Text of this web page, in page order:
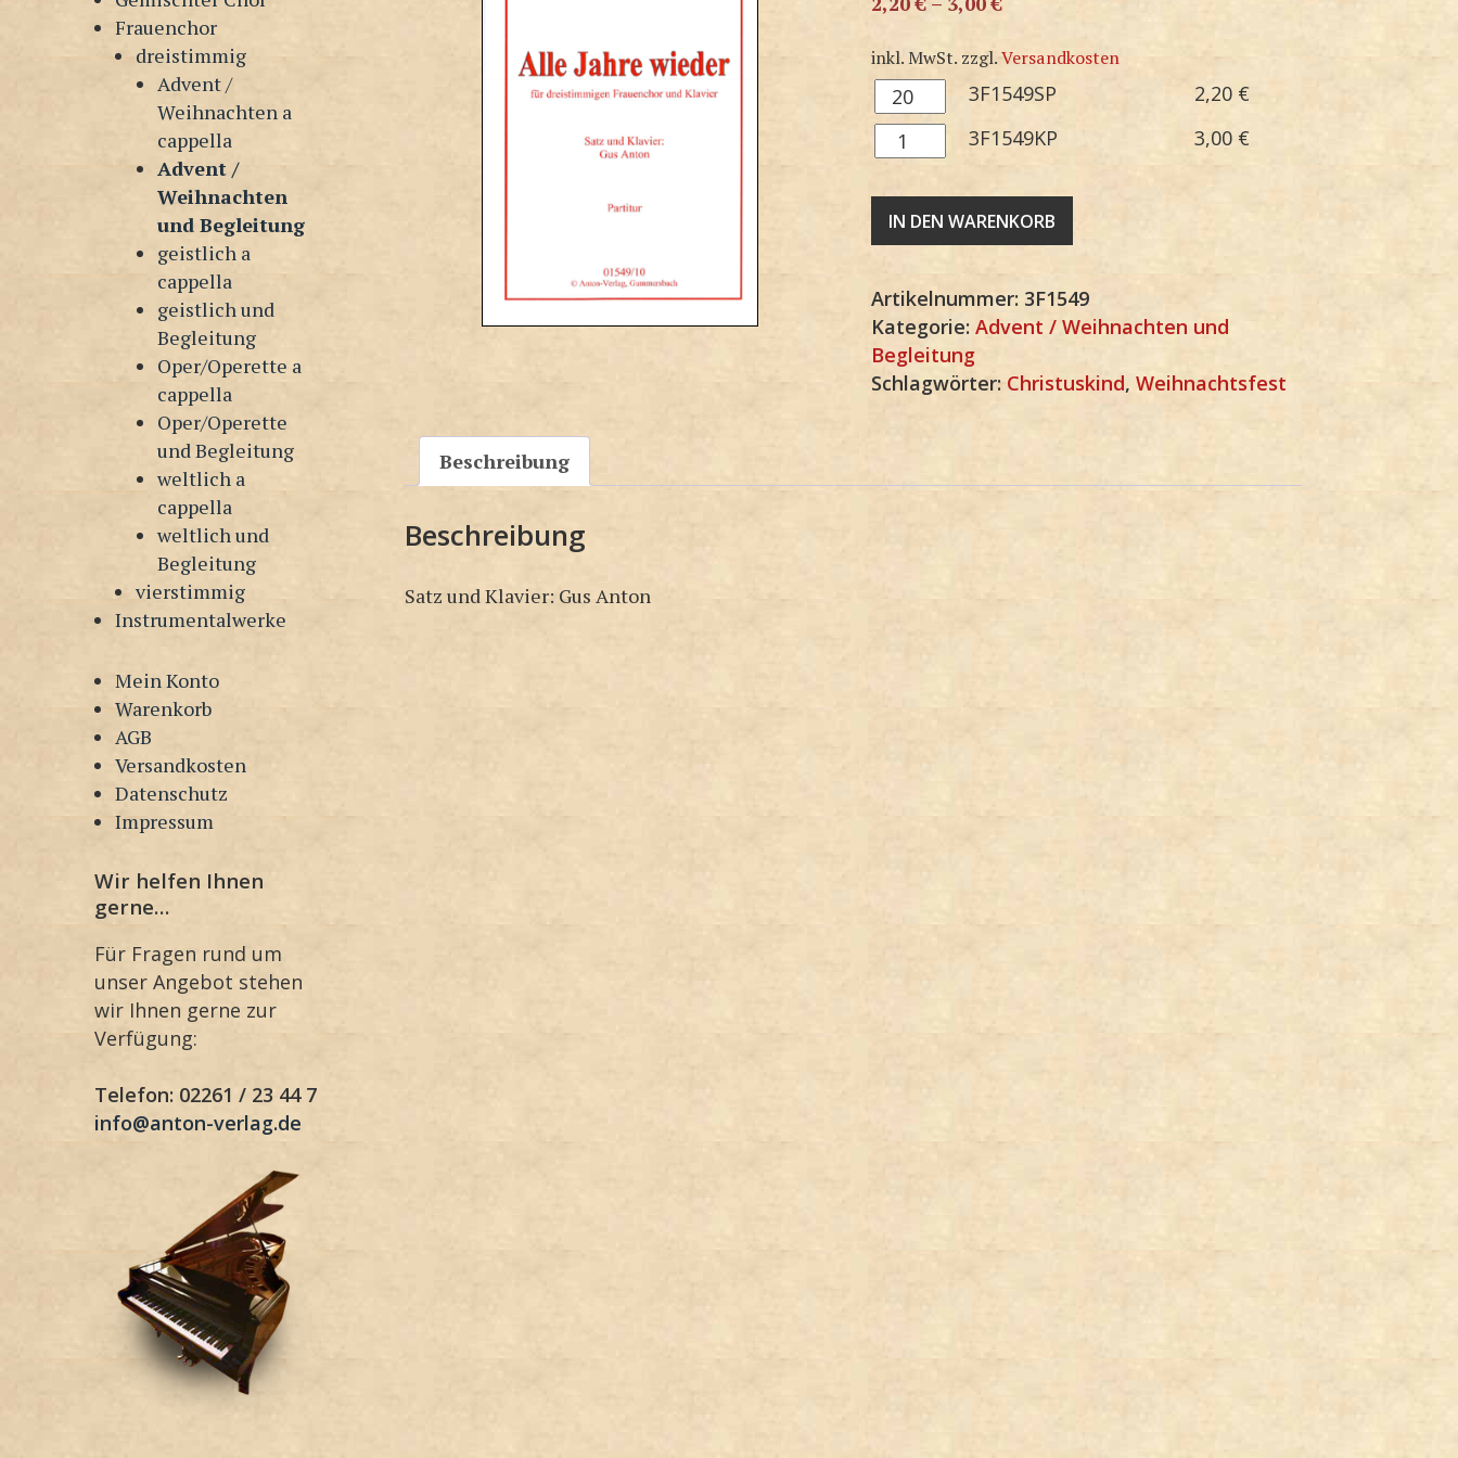
Frauenchor
dreistimmig
Advent /
Weihnachten a
cappella
Advent /
Weihnachten
und Begleitung
geistlich a
cappella
geistlich und
Begleitung
Oper/Operette a
cappella
Oper/Operette
und Begleitung
weltlich a
cappella
weltlich und
Begleitung
vierstimmig
Instrumentalwerke
Mein Konto
Warenkorb
AGB
Versandkosten
Datenschutz
Impressum
Wir helfen Ihnen
gerne…
Für Fragen rund um
unser Angebot stehen
wir Ihnen gerne zur
Verfügung:
Telefon: 02261 / 23 44 7
info@anton-verlag.de
inkl. MwSt. zzgl.Versandkosten
3F1549SP
Menge
3F1549SP 2,20 €
3F1549KP
Menge
3F1549KP 3,00 €
IN DEN WARENKORB
Artikelnummer: 3F1549
Kategorie:Advent / Weihnachten und
Begleitung
Schlagwörter: Christuskind,Weihnachtsfest
Beschreibung
Beschreibung
Satz und Klavier: Gus Anton